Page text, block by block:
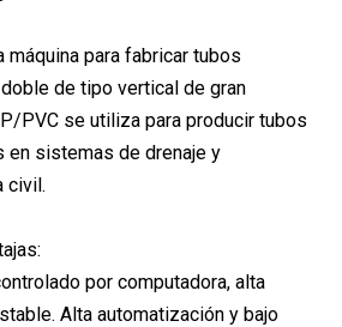
para fabricar tubos
de tipo vertical de gran
PVC se utiliza para producir tubos
en sistemas de drenaje y
civil.
por computadora, alta
Alta automatización y bajo